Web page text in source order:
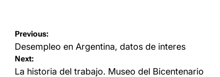
Navegación
de
entradas
Previous:
Desempleo en Argentina, datos de interes
Next:
La historia del trabajo. Museo del Bicentenario